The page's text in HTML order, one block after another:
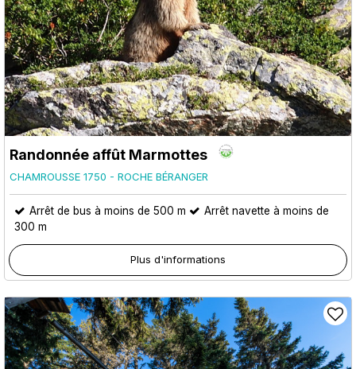
Randonnée affût Marmottes
CHAMROUSSE 1750 - ROCHE BÉRANGER
Arrêt de bus à moins de 500 m
Arrêt navette à moins de
300 m
Plus d'informations